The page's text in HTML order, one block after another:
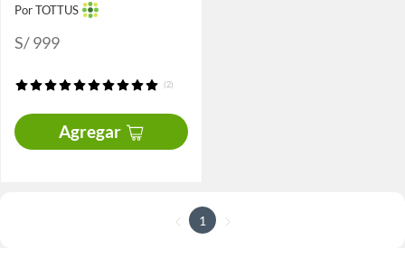
Por TOTTUS
S/ 999
(2)
Agregar
1